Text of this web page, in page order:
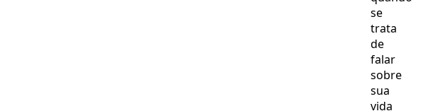
se
trata
de
falar
sobre
sua
vida